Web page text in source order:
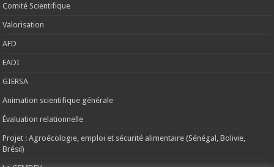
Comité Scientifique
Valorisation
AFD
EADI
GIERSA
Animation scientifique générale
Évaluation relationnelle
Projet : Agroécologie, emploi et sécurité alimentaire (Sénégal, Bolivie,
Brésil)